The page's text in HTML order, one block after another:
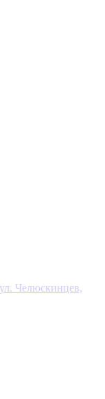
Челюскинцев,